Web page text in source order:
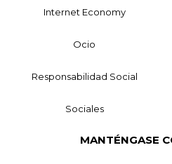
Internet Economy
Ocio
Responsabilidad Social
Sociales
MANTÉNGASE